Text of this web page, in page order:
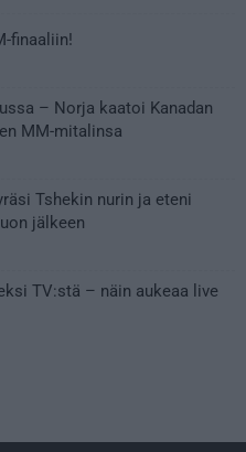
finaaliin!
– Norja kaatoi Kanadan
MM-mitalinsa
Tshekin nurin ja eteni
jälkeen
TV:stä – näin aukeaa live